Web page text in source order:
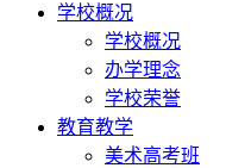
学校概况
学校概况
办学理念
学校荣誉
教育教学
美术高考班